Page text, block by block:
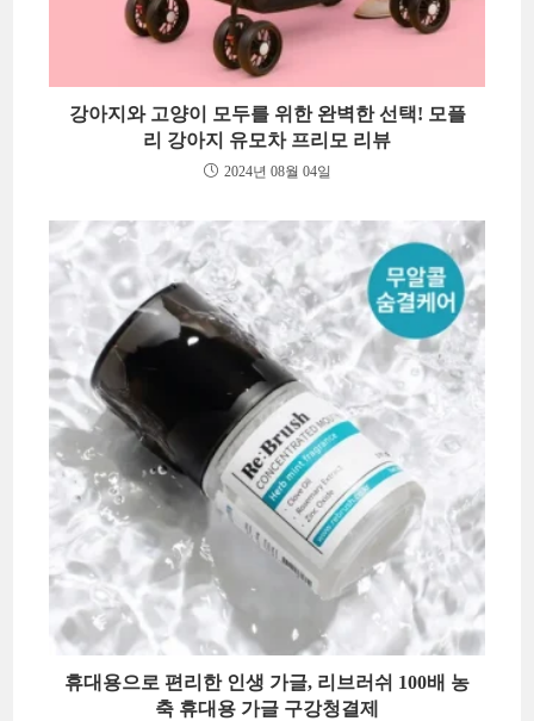
강아지와 고양이 모두를 위한 완벽한 선택! 모플
리 강아지 유모차 프리모 리뷰
2024년 08월 04일
휴대용으로 편리한 인생 가글, 리브러쉬 100배 농
축 휴대용 가글 구강청결제